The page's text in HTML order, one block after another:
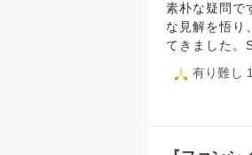
素朴な疑問です。 ①お坊さんとはどんな存在ですか。 今まで、実体験を通じ
な見解を悟り
てきました。
い』のよう
にしました
有り難し